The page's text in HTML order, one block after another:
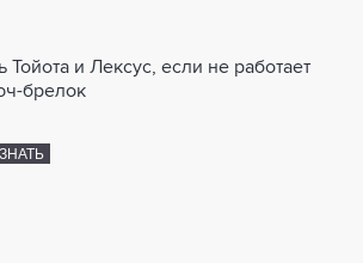
и Лексус, если не работает
брелок